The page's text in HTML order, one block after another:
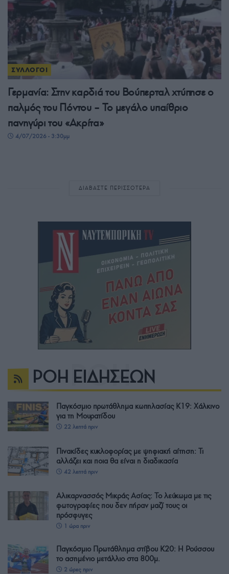
ΣΥΛΛΟΓΟΙ
Γερμανία: Στην καρδιά του Βούπερταλ χτύπησε ο
παλμός του Πόντου – Το μεγάλο υπαίθριο
πανηγύρι του «Ακρίτα»
4/07/2026 - 3:30μμ
ΔΙΑΒΑΣΤΕ ΠΕΡΙΣΣΟΤΕΡΑ
ΡΟΗ ΕΙΔΗΣΕΩΝ
Παγκόσμιο πρωτάθλημα κωπηλασίας Κ19: Χάλκινο
για τη Μουρατίδου
22 λεπτά πριν
Πινακίδες κυκλοφορίας με ψηφιακή αίτηση: Τι
αλλάζει και ποια θα είναι η διαδικασία
42 λεπτά πριν
Αλικαρνασσός Μικράς Ασίας: Το λεύκωμα με τις
φωτογραφίες που δεν πήραν μαζί τους οι
πρόσφυγες
1 ώρα πριν
Παγκόσμιο Πρωτάθλημα στίβου Κ20: Η Ρούσσου
το ασημένιο μετάλλιο στα 800μ.
2 ώρες πριν